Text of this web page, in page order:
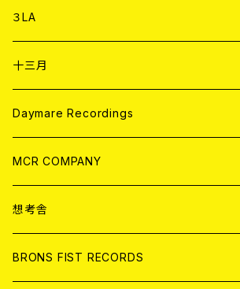
DIGITAL CONTENTS
アナログ
CD
ANALOG
アパレル
３LA
CD
ANALOG
十三月
CD
ANALOG
Daymare Recordings
CD
ANALOG
MCR COMPANY
CD
アパレル
想考舎
BRONS FIST RECORDS